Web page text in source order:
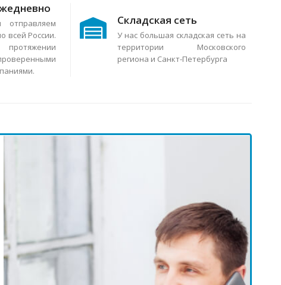
всей России.
Складская сеть
У нас большая складская сеть на
территории Московского
региона и Санкт-Петербурга